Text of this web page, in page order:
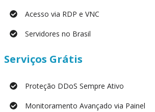
Acesso via RDP e VNC
Servidores no Brasil
Serviços Grátis
Proteção DDoS Sempre Ativo
Monitoramento Avançado via Painel